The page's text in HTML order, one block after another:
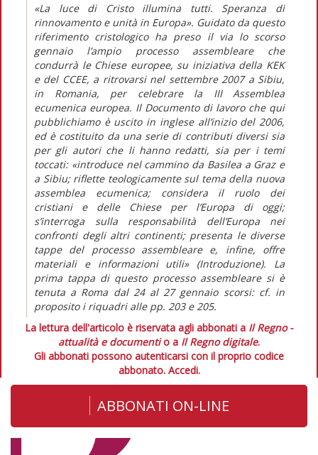
«La luce di Cristo illumina tutti. Speranza di
rinnovamento e unità in Europa». Guidato da questo
riferimento cristologico ha preso il via lo scorso
gennaio l’ampio processo assembleare che
condurrà le Chiese europee, su iniziativa della KEK
e del CCEE, a ritrovarsi nel settembre 2007 a Sibiu,
in Romania, per celebrare la III Assemblea
ecumenica europea. Il Documento di lavoro che qui
pubblichiamo è uscito in inglese all’inizio del 2006,
ed è costituito da una serie di contributi diversi sia
per gli autori che li hanno redatti, sia per i temi
toccati: «introduce nel cammino da Basilea a Graz e
a Sibiu; riflette teologicamente sul tema della nuova
assemblea ecumenica; considera il ruolo dei
cristiani e delle Chiese per l’Europa di oggi;
s’interroga sulla responsabilità dell’Europa nei
confronti degli altri continenti; presenta le diverse
tappe del processo assembleare e, infine, offre
materiali e informazioni utili» (Introduzione). La
prima tappa di questo processo assembleare si è
tenuta a Roma dal 24 al 27 gennaio scorsi: cf. in
proposito i riquadri alle pp. 203 e 205.
La lettura dell'articolo è riservata agli abbonati a Il Regno -
attualità e documentio a Il Regno digitale.
Gli abbonati possono autenticarsi con il proprio codice
abbonato. Accedi.
ABBONATI ON-LINE